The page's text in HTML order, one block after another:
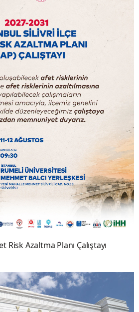
Risk Azaltma Planı Çalıştayı